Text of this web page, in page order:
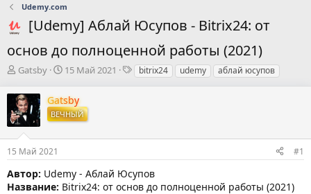
Udemy.com
[Udemy] Аблай Юсупов - Bitrix24: от
основ до полноценной работы (2021)
А
т
о
р
м
ы
Gatsby
Д
т
а
н
а
л
а
15 Май 2021
Тbitrix24 udemy аблай юсупов
Gatsby
ВЕЧНЫЙ
15 Май 2021 #1
Автор: Udemy - Аблай Юсупов
Название: Bitrix24: от основ до полноценной работы (2021)